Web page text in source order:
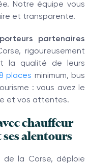
Notre équipe vous
et transparente.
partenaires
rigoureusement
la qualité de leurs
places minimum, bus
: vous avez le
et vos attentes.
chauffeur
alentours
la Corse, déploie